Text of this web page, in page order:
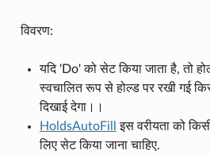
विवरण:
यदि 'Do' को सेट किया जाता है, तो
स्वचालित रूप से होल्ड पर रखी गई
दिखाई देगा।।
HoldsAutoFill
इस वरीयता को
लिए सेट किया जाना चाहिए.